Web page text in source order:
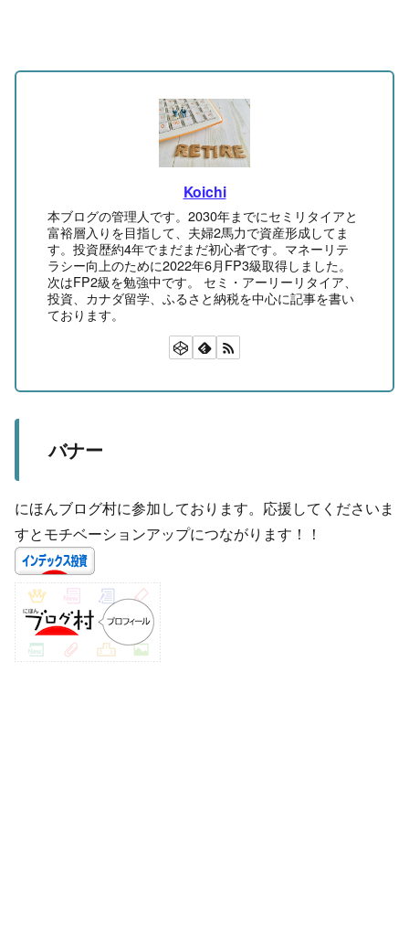
Koichi
本ブログの管理人です。2030年までにセミリタイアと
富裕層入りを目指して、夫婦2馬力で資産形成してま
す。投資歴約4年でまだまだ初心者です。マネーリテ
ラシー向上のために2022年6月FP3級取得しました。
次はFP2級を勉強中です。 セミ・アーリーリタイア、
投資、カナダ留学、ふるさと納税を中心に記事を書い
ております。
バナー
にほんブログ村に参加しております。応援してくださいま
すとモチベーションアップにつながります！！